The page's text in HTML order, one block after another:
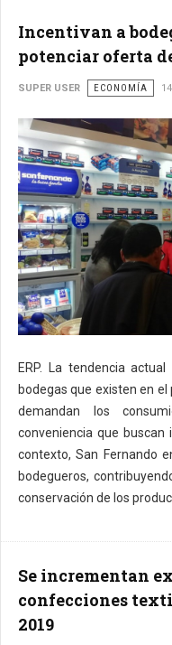
Incentivan a
potenciar oferta
SUPER USER ECONOMÍA
ERP. La tendencia
bodegas que existen en
demandan los
conveniencia que buscan
contexto, San Fernando
bodegueros,
conservación de los
Se incrementan
confecciones
2019